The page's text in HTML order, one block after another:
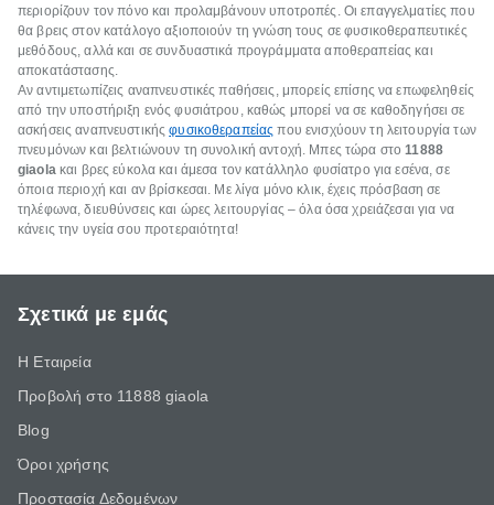
περιορίζουν τον πόνο και προλαμβάνουν υποτροπές. Οι επαγγελματίες που
θα βρεις στον κατάλογο αξιοποιούν τη γνώση τους σε φυσικοθεραπευτικές
μεθόδους, αλλά και σε συνδυαστικά προγράμματα αποθεραπείας και
αποκατάστασης.
Αν αντιμετωπίζεις αναπνευστικές παθήσεις, μπορείς επίσης να επωφεληθείς
από την υποστήριξη ενός φυσιάτρου, καθώς μπορεί να σε καθοδηγήσει σε
ασκήσεις αναπνευστικήςφυσικοθεραπείας που ενισχύουν τη λειτουργία των
πνευμόνων και βελτιώνουν τη συνολική αντοχή. Μπες τώρα στο11888
giaolaκαι βρες εύκολα και άμεσα τον κατάλληλο φυσίατρο για εσένα, σε
όποια περιοχή και αν βρίσκεσαι. Με λίγα μόνο κλικ, έχεις πρόσβαση σε
τηλέφωνα, διευθύνσεις και ώρες λειτουργίας – όλα όσα χρειάζεσαι για να
κάνεις την υγεία σου προτεραιότητα!
Σχετικά με εμάς
Η Εταιρεία
Προβολή στο 11888 giaola
Blog
Όροι χρήσης
Προστασία Δεδομένων